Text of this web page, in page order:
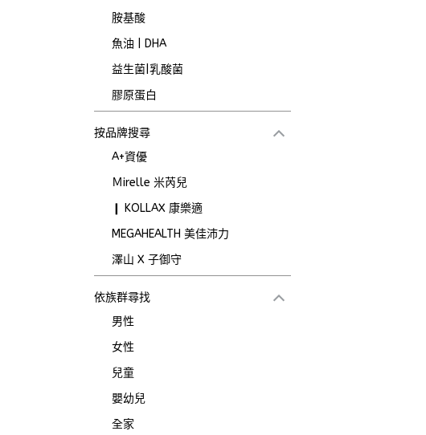
胺基酸
魚油 | DHA
益生菌|乳酸菌
膠原蛋白
按品牌搜尋
A+資優
Ｍirelle 米芮兒
❙ KOLLAX 康樂適
MEGAHEALTH 美佳沛力
澤山 X 子御守
依族群尋找
男性
女性
兒童
嬰幼兒
全家